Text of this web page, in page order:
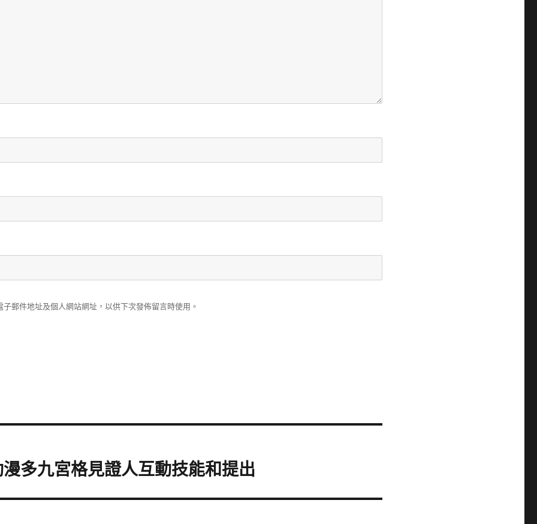
郵件地址及個人網站網址，以供下次發佈留言時使用。
多九宮格見證人互動技能和提出